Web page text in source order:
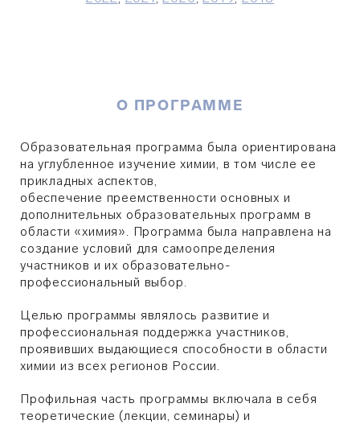
О ПРОГРАММЕ
Образовательная программа была ориентирована
на углубленное изучение химии, в том числе ее
прикладных аспектов,
обеспечение преемственности основных и
дополнительных образовательных программ в
области «химия». Программа была направлена на
создание условий для самоопределения
участников и их образовательно-
профессиональный выбор.
Целью программы являлось развитие и
профессиональная поддержка участников,
проявивших выдающиеся способности в области
химии из всех регионов России.
Профильная часть программы включала в себя
теоретические (лекции, семинары) и